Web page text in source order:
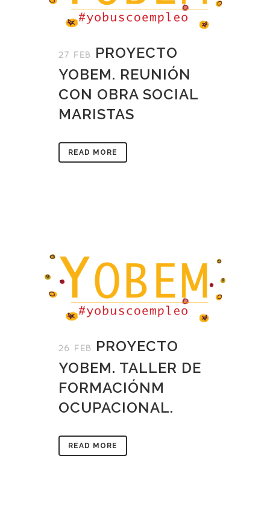
27 FEB PROYECTO
YOBEM. REUNIÓN
CON OBRA SOCIAL
MARISTAS
READ MORE
26 FEB PROYECTO
YOBEM. TALLER DE
FORMACIÓNM
OCUPACIONAL.
READ MORE